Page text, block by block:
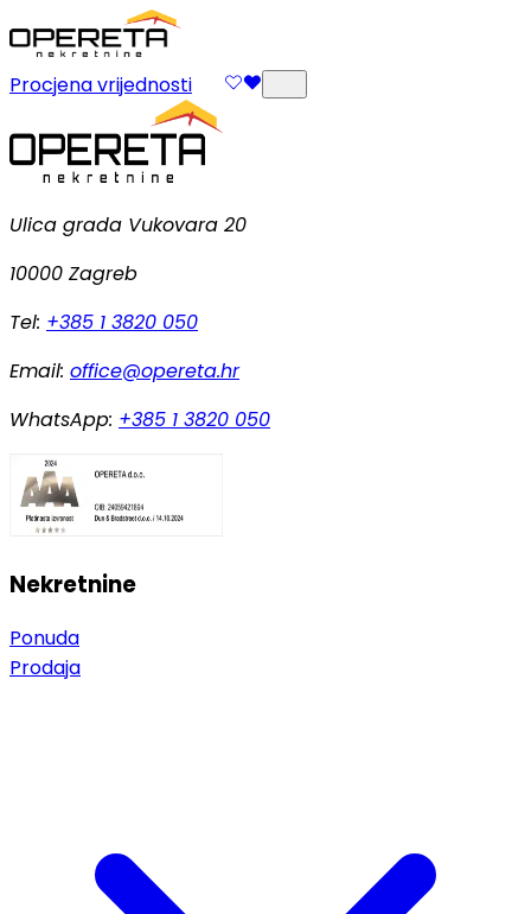
Procjena vrijednosti
Ulica grada Vukovara 20
10000 Zagreb
Tel: +385 1 3820 050
Email: office@opereta.hr
WhatsApp: +385 1 3820 050
Nekretnine
Ponuda
Prodaja